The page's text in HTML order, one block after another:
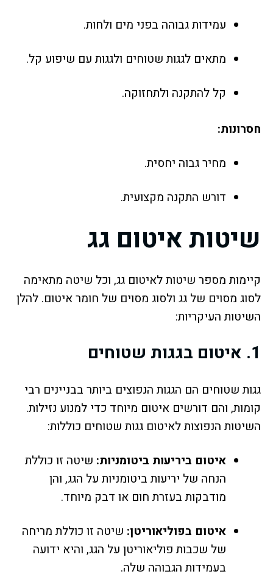
עמידות גבוהה בפני מים ולחות.
מתאים לגגות שטוחים ולגגות עם שיפוע קל.
קל להתקנה ולתחזוקה.
חסרונות:
מחיר גבוה יחסית.
דורש התקנה מקצועית.
שיטות איטום גג
קיימות מספר שיטות לאיטום גג, וכל שיטה מתאימה
לסוג מסוים של גג ולסוג מסוים של חומר איטום. להלן
השיטות העיקריות:
1. איטום בגגות שטוחים
גגות שטוחים הם הגגות הנפוצים ביותר בבניינים רבי
קומות, והם דורשים איטום מיוחד כדי למנוע נזילות.
השיטות הנפוצות לאיטום גגות שטוחים כוללות:
איטום ביריעות ביטומניות: שיטה זו כוללת
הנחה של יריעות ביטומניות על הגג, והן
מודבקות בעזרת חום או דבק מיוחד.
איטום בפוליאוריטן: שיטה זו כוללת מריחה
של שכבות פוליאוריטן על הגג, והיא ידועה
בעמידות הגבוהה שלה.